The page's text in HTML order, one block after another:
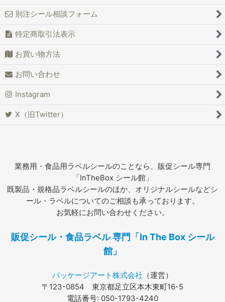
別注シール相談フォーム
特定商取引法表示
お買い物方法
お問い合わせ
Instagram
X（旧Twitter）
業務用・食品用ラベルシールのことなら、販促シール専門
「InTheBox シール館」
既製品・規格品ラベルシールのほか、オリジナルシールなどシ
ール・ラベルについてのご相談も承っております。
お気軽にお問い合わせください。
販促シール・食品ラベル 専門「In The Box シール
館」
パッケージアート株式会社 （運営）
〒123-0854 東京都足立区本木東町16-5
電話番号: 050-1793-4240